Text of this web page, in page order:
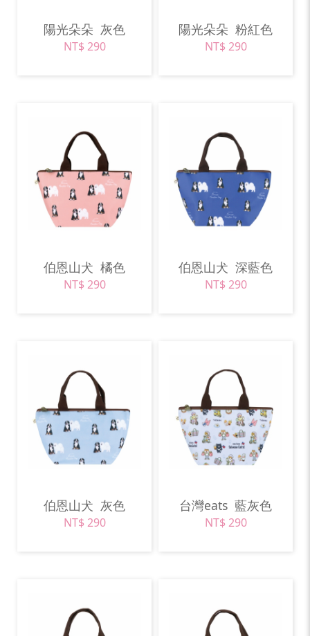
陽光朵朵 灰色
NT$ 290
陽光朵朵 粉紅色
NT$ 290
伯恩山犬 橘色
NT$ 290
伯恩山犬 深藍色
NT$ 290
伯恩山犬 灰色
NT$ 290
台灣eats 藍灰色
NT$ 290